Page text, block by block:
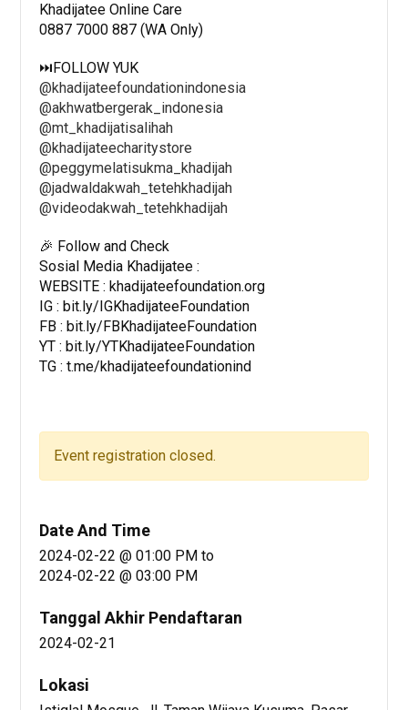
Khadijatee Online Care
0887 7000 887 (WA Only)
⏭️FOLLOW YUK
@khadijateefoundationindonesia
@akhwatbergerak_indonesia
@mt_khadijatisalihah
@khadijateecharitystore
@peggymelatisukma_khadijah
@jadwaldakwah_tetehkhadijah
@videodakwah_tetehkhadijah
🎉 Follow and Check
Sosial Media Khadijatee :
WEBSITE : khadijateefoundation.org
IG : bit.ly/IGKhadijateeFoundation
FB : bit.ly/FBKhadijateeFoundation
YT : bit.ly/YTKhadijateeFoundation
TG : t.me/khadijateefoundationind
Event registration closed.
Date And Time
2024-02-22 @ 01:00 PMto
2024-02-22 @ 03:00 PM
Tanggal Akhir Pendaftaran
2024-02-21
Lokasi